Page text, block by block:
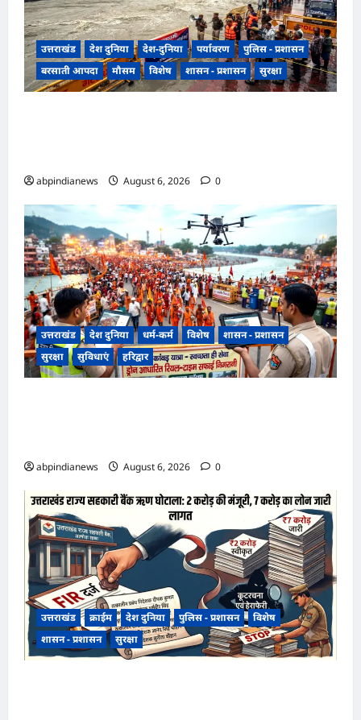
उत्तराखंड देश दुनिया देश-दुनिया पर्यावरण
पुलिस - प्रशासन
बरसाती आपदा
मौसम विशेष शासन - प्रशासन सुरक्षा
abpindianews August 6, 2026 0
उत्तराखंड देश दुनिया धर्म-कर्म विशेष
शासन - प्रशासन
सुरक्षा
सुविधाएं हरिद्वार
abpindianews August 6, 2026 0
उत्तराखंड क्राईम देश दुनिया पुलिस - प्रशासन
विशेष
शासन - प्रशासन
सुरक्षा